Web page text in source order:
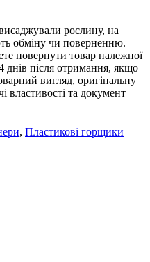
рослину, на
обміну чи поверненню.
повернути товар належної
днів після отримання, якщо
вигляд, оригінальну
властивості та документ
, Пластикові горщики